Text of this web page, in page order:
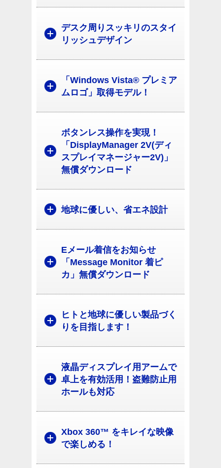
デスク周りスッキリのスタイ
リッシュデザイン
「Windows Vista® プレミア
ムロゴ」取得モデル！
ボタンレス操作を実現！
「DisplayManager 2V(ディ
スプレイマネージャー2V)」
無償ダウンロード
地球に優しい、省エネ設計
Eメール着信をお知らせ
「Message Monitor 着ピ
カ」無償ダウンロード
ヒトと地球に優しい製品づく
りを目指します！
液晶ディスプレイ用アームで
卓上を有効活用！盗難防止用
ホールも対応
Xbox 360™ をキレイな映像
で楽しめる！